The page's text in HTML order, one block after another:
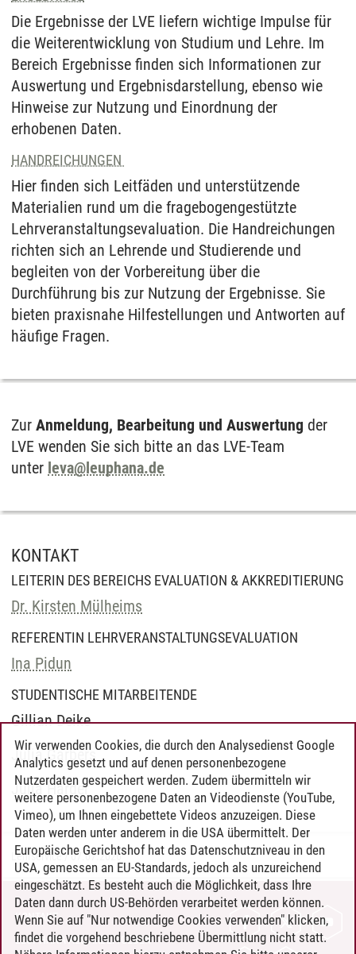
Die Ergebnisse der LVE liefern wichtige Impulse für
die Weiterentwicklung von Studium und Lehre. Im
Bereich Ergebnisse finden sich Informationen zur
Auswertung und Ergebnisdarstellung, ebenso wie
Hinweise zur Nutzung und Einordnung der
erhobenen Daten.
HANDREICHUNGEN
Hier finden sich Leitfäden und unterstützende
Materialien rund um die fragebogengestützte
Lehrveranstaltungsevaluation. Die Handreichungen
richten sich an Lehrende und Studierende und
begleiten von der Vorbereitung über die
Durchführung bis zur Nutzung der Ergebnisse. Sie
bieten praxisnahe Hilfestellungen und Antworten auf
häufige Fragen.
Zur Anmeldung, Bearbeitung und Auswertung der
LVE wenden Sie sich bitte an das LVE-Team
unter leva@leuphana.de
KONTAKT
LEITERIN DES BEREICHS EVALUATION & AKKREDITIERUNG
Dr. Kirsten Mülheims
REFERENTIN LEHRVERANSTALTUNGSEVALUATION
Ina Pidun
STUDENTISCHE MITARBEITENDE
Gillian Deike
Julia Garbers
Julia Harder
Lehrservice/07.07.2026
KONTAKT
LEUPHANA ALS ARBEITGEBER
Wir verwenden Cookies, die durch den Analysedienst Google
Analytics gesetzt und auf denen personenbezogene
Nutzerdaten gespeichert werden. Zudem übermitteln wir
weitere personenbezogene Daten an Videodienste (YouTube,
Vimeo), um Ihnen eingebettete Videos anzuzeigen. Diese
Daten werden unter anderem in die USA übermittelt. Der
Europäische Gerichtshof hat das Datenschutzniveau in den
USA, gemessen an EU-Standards, jedoch als unzureichend
eingeschätzt. Es besteht auch die Möglichkeit, dass Ihre
Daten dann durch US-Behörden verarbeitet werden können.
Wenn Sie auf "Nur notwendige Cookies verwenden" klicken,
findet die vorgehend beschriebene Übermittlung nicht statt.